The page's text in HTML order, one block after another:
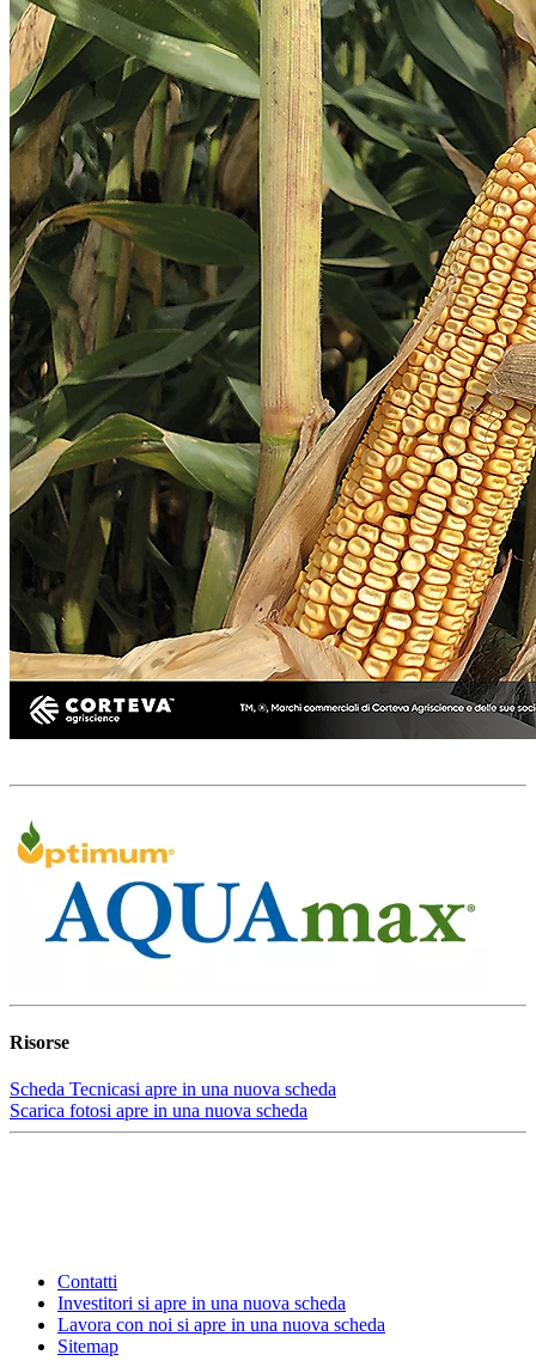
Risorse
Scheda Tecnicasi apre in una nuova scheda
Scarica fotosi apre in una nuova scheda
Contatti
Investitori si apre in una nuova scheda
Lavora con noi si apre in una nuova scheda
Sitemap